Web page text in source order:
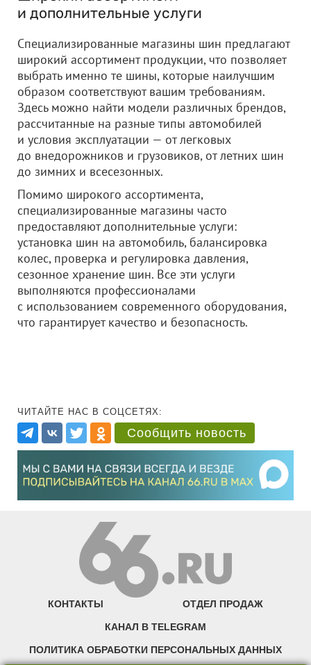
и дополнительные услуги
Специализированные магазины шин предлагают
широкий ассортимент продукции, что позволяет
выбрать именно те шины, которые наилучшим
образом соответствуют вашим требованиям.
Здесь можно найти модели различных брендов,
рассчитанные на разные типы автомобилей
и условия эксплуатации — от легковых
до внедорожников и грузовиков, от летних шин
до зимних и всесезонных.
Помимо широкого ассортимента,
специализированные магазины часто
предоставляют дополнительные услуги:
установка шин на автомобиль, балансировка
колес, проверка и регулировка давления,
сезонное хранение шин. Все эти услуги
выполняются профессионалами
с использованием современного оборудования,
что гарантирует качество и безопасность.
ЧИТАЙТЕ НАС В СОЦСЕТЯХ:
Сообщить новость
КОНТАКТЫ ОТДЕЛ ПРОДАЖ
КАНАЛ В TELEGRAM
ПОЛИТИКА ОБРАБОТКИ ПЕРСОНАЛЬНЫХ ДАННЫХ